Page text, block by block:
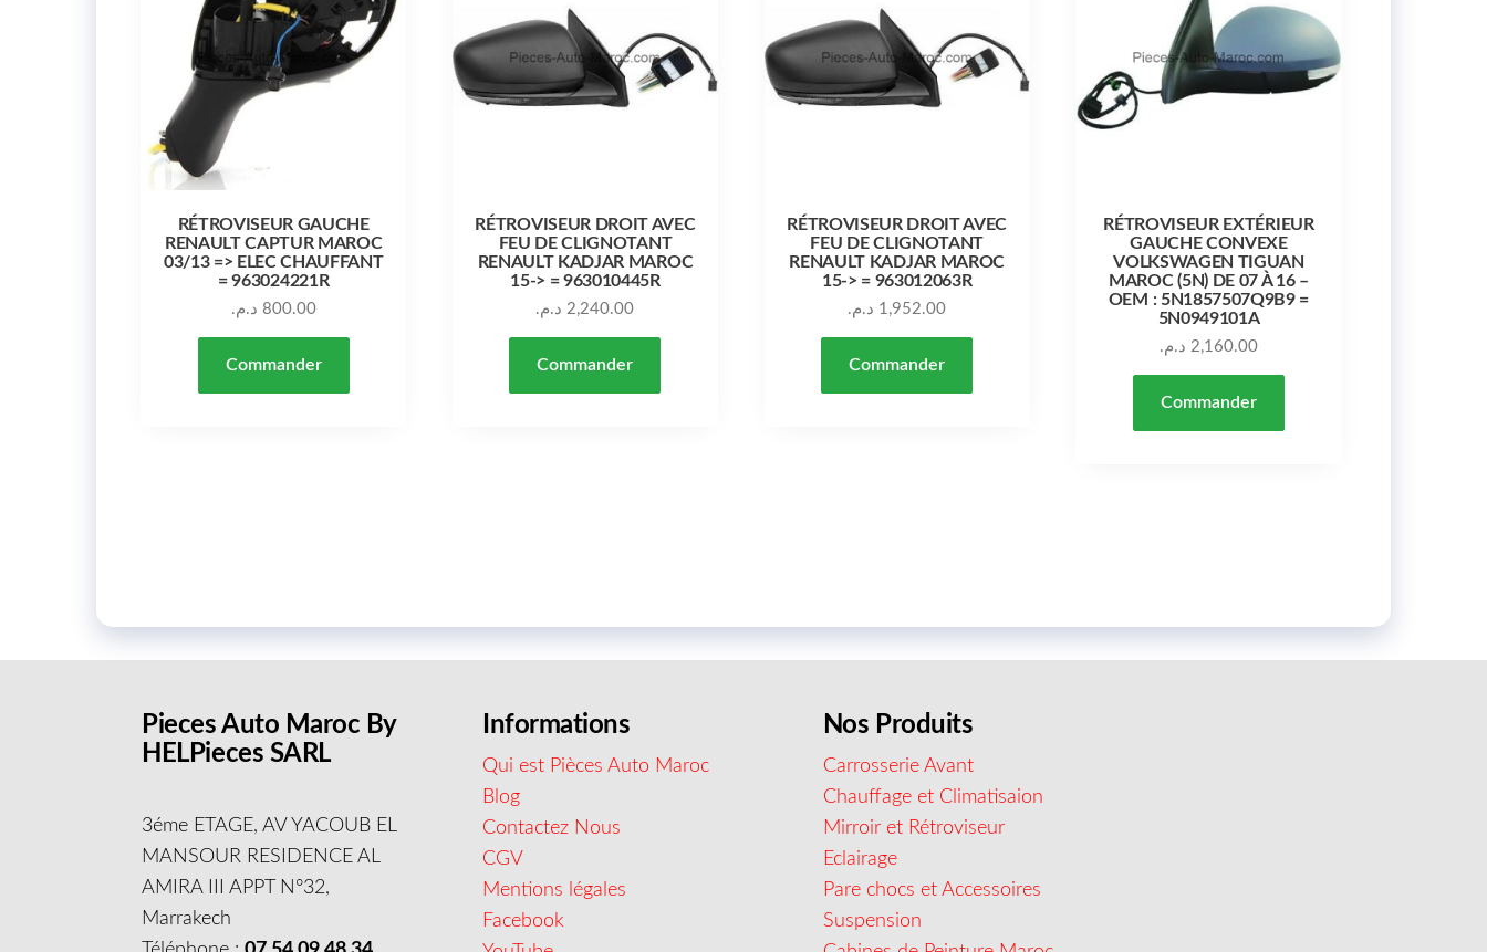
RÉTROVISEUR GAUCHE
RENAULT CAPTUR MAROC
03/13 => ELEC CHAUFFANT
= 963024221R
800.00 د.م.
Commander
RÉTROVISEUR DROIT AVEC
FEU DE CLIGNOTANT
RENAULT KADJAR MAROC
15-> = 963010445R
2,240.00 د.م.
Commander
RÉTROVISEUR DROIT AVEC
FEU DE CLIGNOTANT
RENAULT KADJAR MAROC
15-> = 963012063R
1,952.00 د.م.
Commander
RÉTROVISEUR EXTÉRIEUR
GAUCHE CONVEXE
VOLKSWAGEN TIGUAN
MAROC (5N) DE 07 À 16 –
OEM : 5N1857507Q9B9 =
5N0949101A
2,160.00 د.م.
Commander
Pieces Auto Maroc By
HELPieces SARL
3éme ETAGE, AV YACOUB EL
MANSOUR RESIDENCE AL
AMIRA III APPT N°32,
Marrakech
Informations
Qui est Pièces Auto Maroc
Blog
Contactez Nous
CGV
Mentions légales
Facebook
Nos Produits
Carrosserie Avant
Chauffage et Climatisaion
Mirroir et Rétroviseur
Eclairage
Pare chocs et Accessoires
Suspension